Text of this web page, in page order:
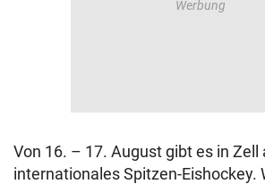
Von 16. – 17. August gibt es in Zell
internationales Spitzen-Eishockey.